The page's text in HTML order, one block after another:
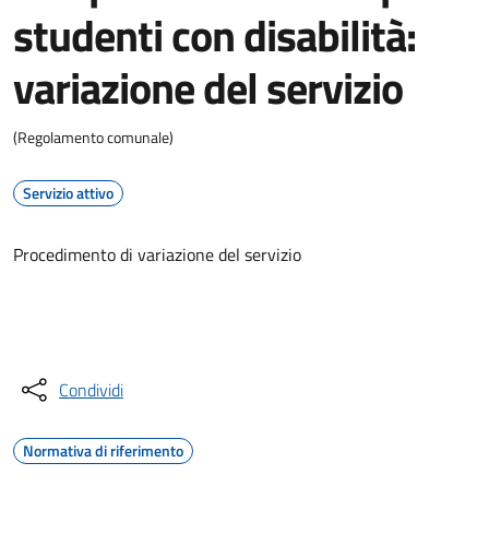
studenti con disabilità:
variazione del servizio
(Regolamento comunale)
Servizio attivo
Procedimento di variazione del servizio
Condividi
Normativa di riferimento